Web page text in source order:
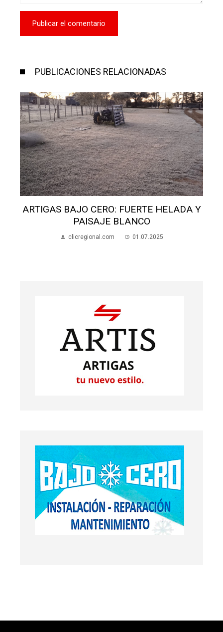
PUBLICACIONES RELACIONADAS
ARTIGAS BAJO CERO: FUERTE HELADA Y
PAISAJE BLANCO
clicregional.com 01.07.2025